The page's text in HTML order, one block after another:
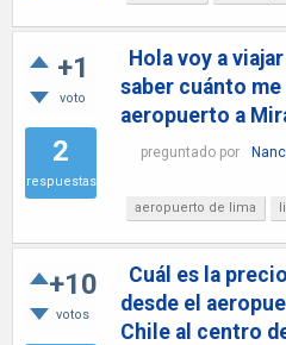
+1
voto
2
respuestas
Hola voy a
saber cuánto me
aeropuerto a
preguntado por
aeropuerto de lima
+10
votos
Cuál es la
desde el
Chile al centro